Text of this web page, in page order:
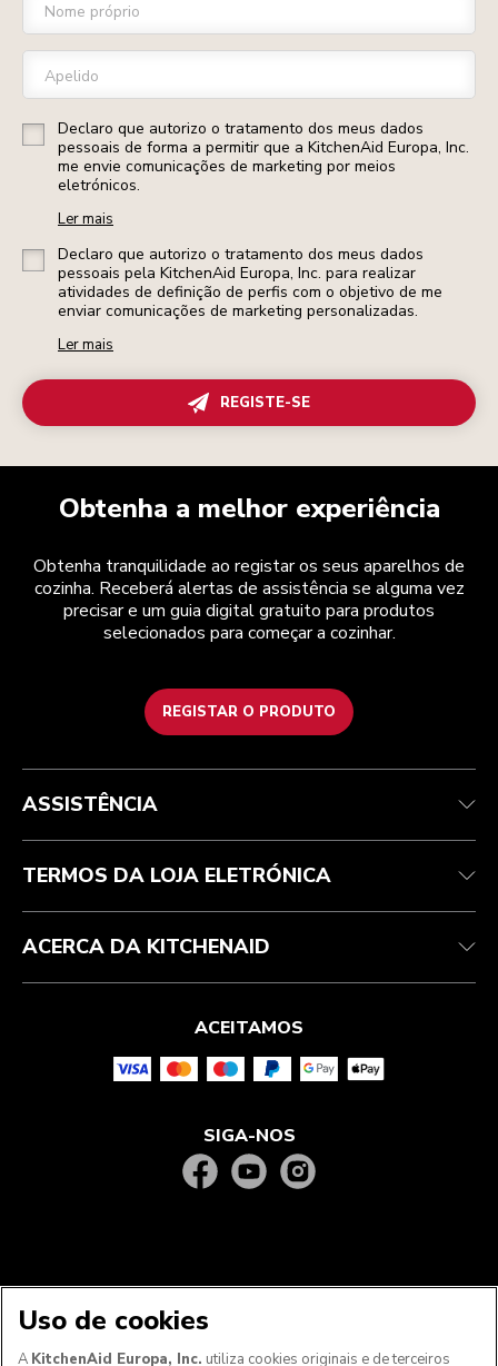
Nome próprio
Apelido
Declaro que autorizo o tratamento dos meus dados
pessoais de forma a permitir que a KitchenAid Europa, Inc.
me envie comunicações de marketing por meios
eletrónicos.
Ler mais
Declaro que autorizo o tratamento dos meus dados
pessoais pela KitchenAid Europa, Inc. para realizar
atividades de definição de perfis com o objetivo de me
enviar comunicações de marketing personalizadas.
Ler mais
REGISTE-SE
Obtenha a melhor experiência
Obtenha tranquilidade ao registar os seus aparelhos de
cozinha. Receberá alertas de assistência se alguma vez
precisar e um guia digital gratuito para produtos
selecionados para começar a cozinhar.
REGISTAR O PRODUTO
Health Check
Atendimento ao cliente
Acompanhar a sua encomenda
Garantia e documentos
Perguntas frequentes
Termos e condições
Envio e entrega
Devoluções e reembolsos
Marca
ODR
A marca
A nossa história
ASSISTÊNCIA
TERMOS DA LOJA ELETRÓNICA
ACERCA DA KITCHENAID
ACEITAMOS
SIGA-NOS
Uso de cookies
A KitchenAid Europa, Inc. utiliza cookies originais e de terceiros